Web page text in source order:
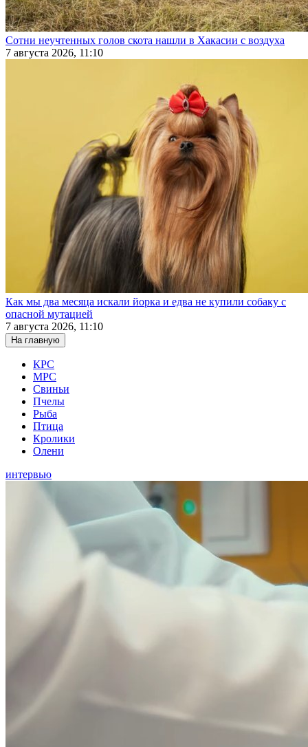
Сотни неучтенных голов скота нашли в Хакасии с воздуха
7 августа 2026, 11:10
Как мы два месяца искали йорка и едва не купили собаку с
опасной мутацией
7 августа 2026, 11:10
На главную
КРС
МРС
Свиньи
Пчелы
Рыба
Птица
Кролики
Олени
интервью